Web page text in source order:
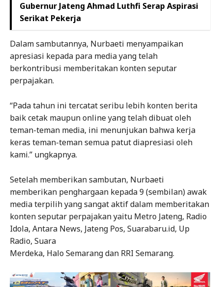
Gubernur Jateng Ahmad Luthfi Serap Aspirasi
Serikat Pekerja
Dalam sambutannya, Nurbaeti menyampaikan
apresiasi kepada para media yang telah
berkontribusi memberitakan konten seputar
perpajakan.
“Pada tahun ini tercatat seribu lebih konten berita
baik cetak maupun online yang telah dibuat oleh
teman-teman media, ini menunjukan bahwa kerja
keras teman-teman semua patut diapresiasi oleh
kami.” ungkapnya.
Setelah memberikan sambutan, Nurbaeti
memberikan penghargaan kepada 9 (sembilan) awak
media terpilih yang sangat aktif dalam memberitakan
konten seputar perpajakan yaitu Metro Jateng, Radio
Idola, Antara News, Jateng Pos, Suarabaru.id, Up
Radio, Suara
Merdeka, Halo Semarang dan RRI Semarang.